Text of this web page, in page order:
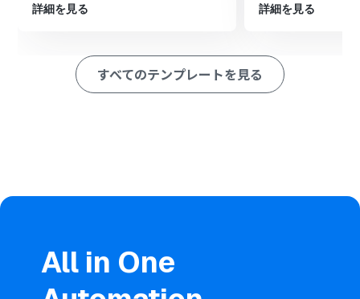
詳細を見る 詳細を見る
すべてのテンプレートを見る
All in One